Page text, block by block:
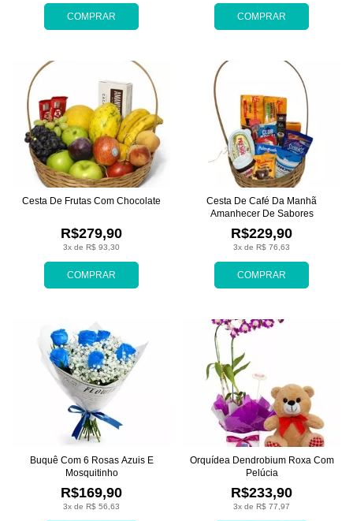
COMPRAR COMPRAR
COMPRAR
3x de R$ 93,30
R$279,90
Cesta De Frutas Com Chocolate
COMPRAR
3x de R$ 76,63
R$229,90
Cesta De Café Da Manhã
Amanhecer De Sabores
3x de R$ 56,63
R$169,90
Buquê Com 6 Rosas Azuis E
Mosquitinho
3x de R$ 77,97
R$233,90
Orquídea Dendrobium Roxa Com
Pelúcia